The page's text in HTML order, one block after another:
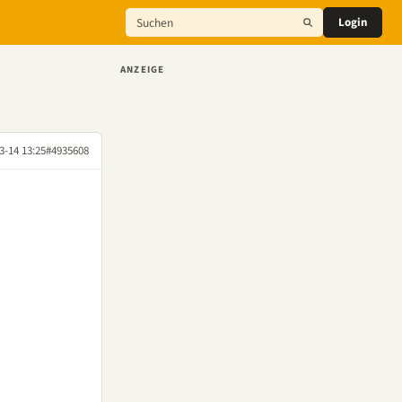
Login
14 13:25#4935608
ANZEIGE